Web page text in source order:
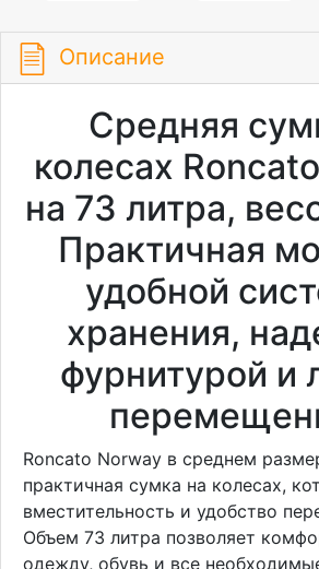
Описание
Средняя
колесах
на 73 литра,
Практичная
удобной
хранения,
фурнитурой и
Roncato Norway в среднем
практичная сумка на колесах,
вместительность и удобство
Объем 73 литра позволяет
одежду, обувь и все